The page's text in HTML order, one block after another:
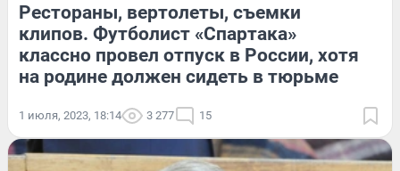
Рестораны, вертолеты, съемки
клипов. Футболист «Спартака»
классно провел отпуск в России, хотя
на родине должен сидеть в тюрьме
1 июля, 2023, 18:14 3 277 15